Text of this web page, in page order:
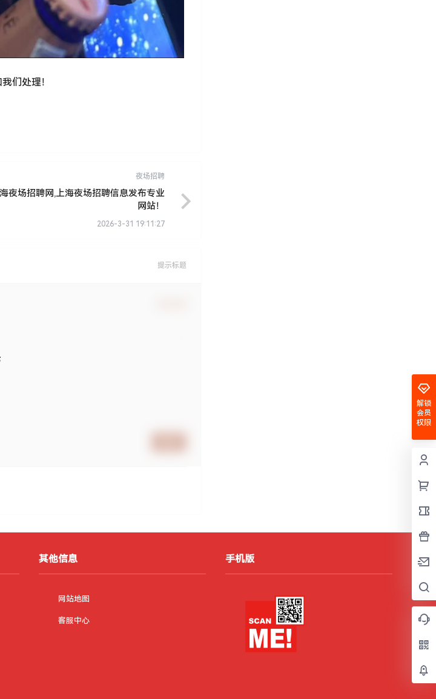
们处理！
夜场招聘
夜场招聘网,上海夜场招聘信息发布专业
网站！
2026-3-31 19:11:27
提示标题
解锁
会员
权限
其他信息
网站地图
客服中心
手机版